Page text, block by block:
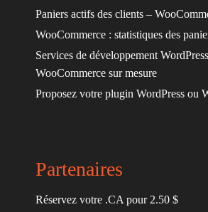
Paniers actifs des clients –
WooCommerce : statistiques des
Services de développement
WooCommerce sur mesure
Proposez votre plugin WordPress ou
Partenaires
Réservez votre .CA pour 2.50 $